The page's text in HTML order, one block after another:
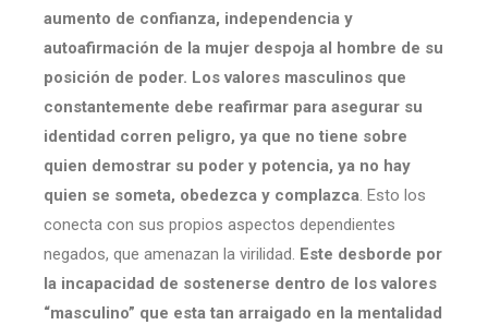
aumento de confianza, independencia y
autoafirmación de la mujer despoja al hombre de su
posición de poder. Los valores masculinos que
constantemente debe reafirmar para asegurar su
identidad corren peligro, ya que no tiene sobre
quien demostrar su poder y potencia, ya no hay
quien se someta, obedezca y complazca. Esto los
conecta con sus propios aspectos dependientes
negados, que amenazan la virilidad. Este desborde por
la incapacidad de sostenerse dentro de los valores
“masculino” que esta tan arraigado en la mentalidad